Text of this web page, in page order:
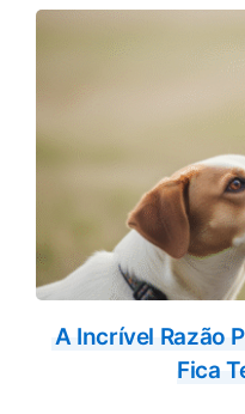
A Incrível Razão
Fica